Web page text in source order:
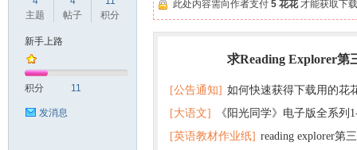
主题
帖子
积分
新手上路
积分 11
发消息
此处内容需向作者支付 5 花花才能获取下
求Reading Explorer第
[公告通知] 如何快速获得下载用的花
[大语文]
《阳光同学》电子版全系列
+英语
[英语教材作业纸] reading explorer第